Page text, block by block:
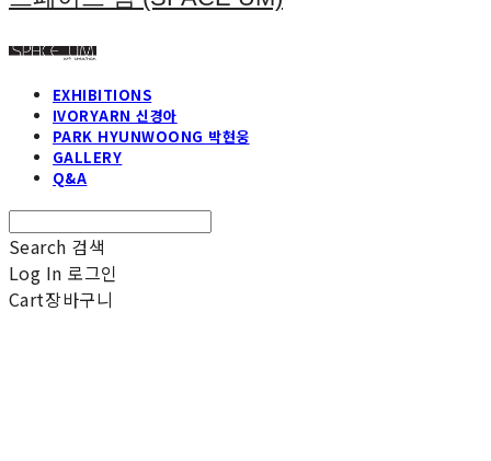
EXHIBITIONS
IVORYARN 신경아
PARK HYUNWOONG 박현웅
GALLERY
Q&A
Search 검색
Log In 로그인
Cart장바구니